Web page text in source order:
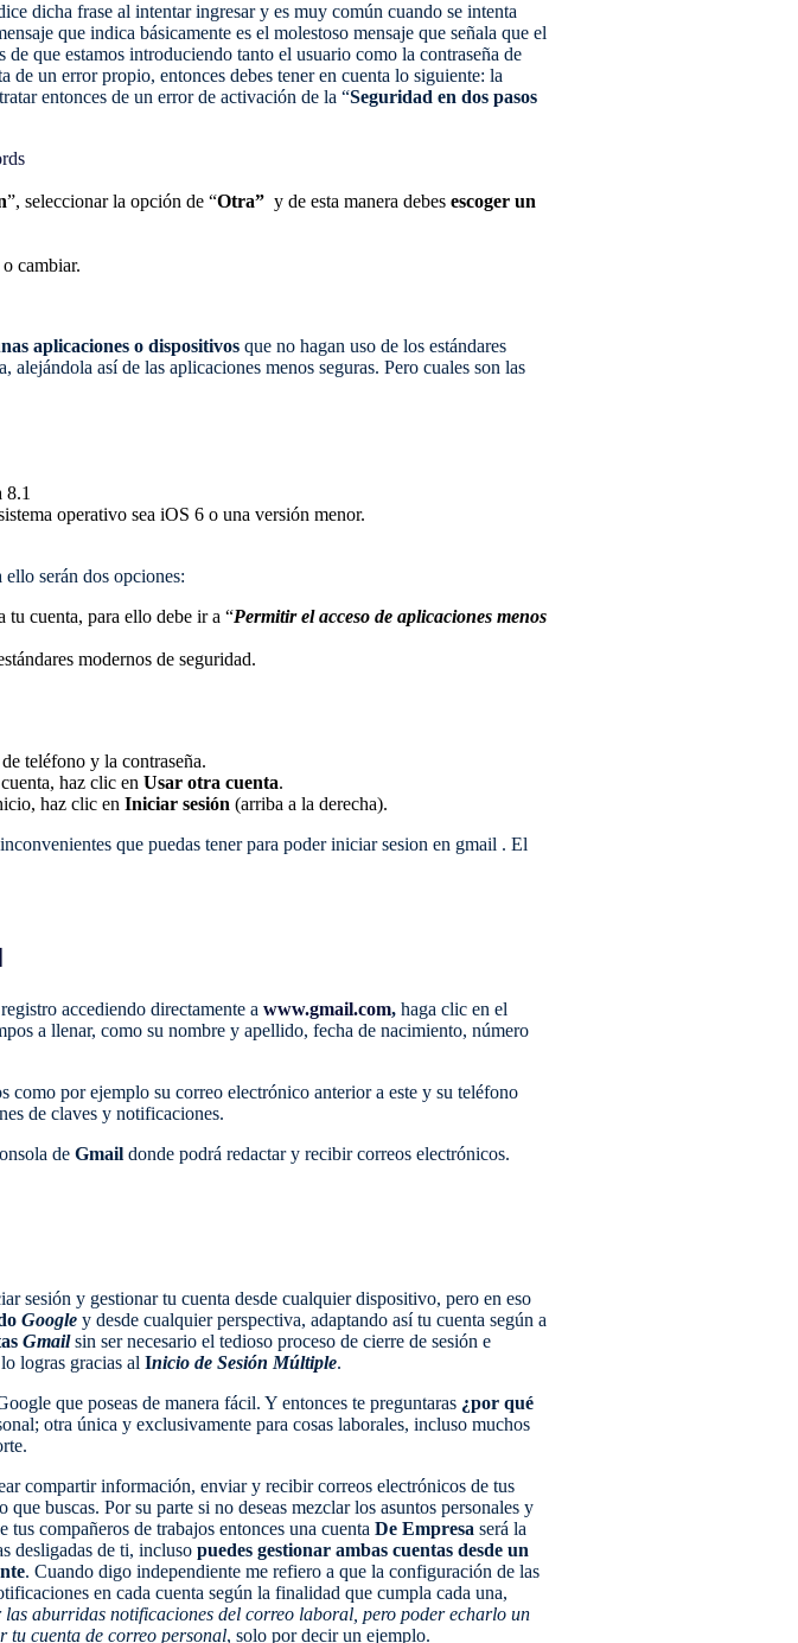
dicha frase al intentar ingresar y es muy común cuando se intenta
que indica básicamente es el molestoso mensaje que señala que el
que estamos introduciendo tanto el usuario como la contraseña de
de un error propio, entonces debes tener en cuenta lo siguiente: la
entonces de un error de activación de la “Seguridad en dos pasos
”, seleccionar la opción de “Otra” y de esta manera debes escoger un
cambiar.
aplicaciones o dispositivos que no hagan uso de los estándares
así de las aplicaciones menos seguras. Pero cuales son las
8.1
operativo sea iOS 6 o una versión menor.
serán dos opciones:
tu cuenta, para ello debe ir a “Permitir el acceso de aplicaciones menos
modernos de seguridad.
teléfono y la contraseña.
haz clic en Usar otra cuenta.
haz clic en Iniciar sesión (arriba a la derecha).
que puedas tener para poder iniciar sesion en gmail . El
accediendo directamente a www.gmail.com, haga clic en el
a llenar, como su nombre y apellido, fecha de nacimiento, número
como por ejemplo su correo electrónico anterior a este y su teléfono
de claves y notificaciones.
de Gmail donde podrá redactar y recibir correos electrónicos.
sesión y gestionar tu cuenta desde cualquier dispositivo, pero en eso
Google y desde cualquier perspectiva, adaptando así tu cuenta según a
Gmailsin ser necesario el tedioso proceso de cierre de sesión e
logras gracias al Inicio de Sesión Múltiple.
que poseas de manera fácil. Y entonces te preguntaras ¿por qué
otra única y exclusivamente para cosas laborales, incluso muchos
compartir información, enviar y recibir correos electrónicos de tus
que buscas. Por su parte si no deseas mezclar los asuntos personales y
compañeros de trabajos entonces una cuenta De Empresa será la
desligadas de ti, incluso puedes gestionar ambas cuentas desde un
. Cuando digo independiente me refiero a que la configuración de las
en cada cuenta según la finalidad que cumpla cada una,
las aburridas notificaciones del correo laboral, pero poder echarlo un
tu cuenta de correo personal, solo por decir un ejemplo.